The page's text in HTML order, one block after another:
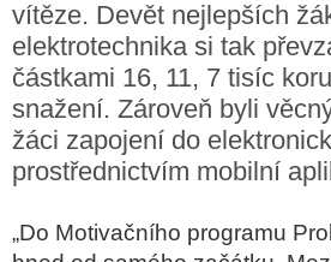
vítěze. Devět nejlepších
elektrotechnika si tak
částkami 16, 11, 7 tisíc
snažení. Zároveň byli
žáci zapojení do
prostřednictvím mobilní
„Do Motivačního programu